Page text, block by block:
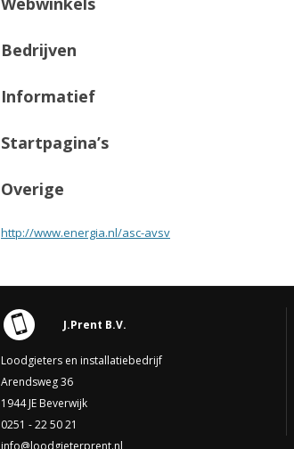
Bedrijven
Informatief
Startpagina’s
Overige
http://www.energia.nl/asc-avsv
J.Prent B.V.
Loodgieters en installatiebedrijf
Arendsweg 36
1944 JE Beverwijk
0251 - 22 50 21
info@loodgieterprent.nl